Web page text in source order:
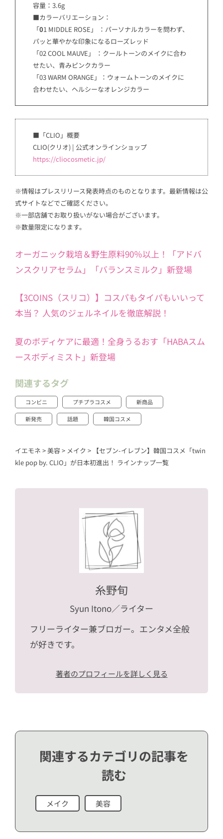
容量：3.6g
■カラーバリエーション：
「01 MIDDLE ROSE」 ：パーソナルカラーを問わず、
パッと華やかな印象になるローズレッド
「02 COOL MAUVE」 ：クールトーンのメイクに合わ
せたい、⻘みピンクカラー
「03 WARM ORANGE」：ウォームトーンのメイクに
合わせたい、ヘルシーなオレンジカラー
■「CLIO」概要
CLIO(クリオ) | 公式オンラインショップ
https://cliocosmetic.jp/
※情報はプレスリリース発表時点のものとなります。最新情報は公
式サイトなどでご確認ください。
※一部店舗でお取り扱いがない場合がございます。
※数量限定になります。
オーガニック栽培＆野生原料90％以上！「アドバ
ンスクリアセラム」「バランスミルク」新登場
【3COINS（スリコ）】コスパもタイパもいいって
本当？ 人気のジェルネイルを徹底解説！
夏のボディケアに最適！全身うるおす「HABAスム
ースボディミスト」新登場
関連するタグ
コンビニ プチプラコスメ 新商品
新発売 話題 韓国コスメ
イエモネ >美容> メイク > 【セブン-イレブン】韓国コスメ「twin
kle pop by. CLIO」が日本初進出！ ラインナップ一覧
糸野旬
Syun Itono／ライター
フリーライター兼ブロガー。エンタメ全般
が好きです。
著者のプロフィールを詳しく見る
関連するカテゴリの記事を
読む
メイク 美容